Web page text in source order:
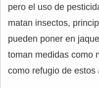
pero el uso de
matan insectos,
pueden poner en
toman medidas como
como refugio de estos